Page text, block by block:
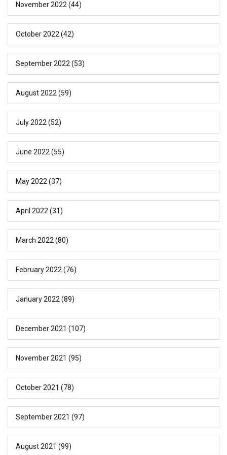
November 2022(44)
October 2022(42)
September 2022(53)
August 2022(59)
July 2022(52)
June 2022(55)
May 2022(37)
April 2022(31)
March 2022(80)
February 2022(76)
January 2022(89)
December 2021 (107)
November 2021 (95)
October 2021 (78)
September 2021 (97)
August 2021 (99)